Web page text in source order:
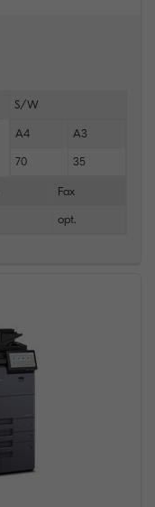
S/W
A4 A3
70 35
Fax
opt.